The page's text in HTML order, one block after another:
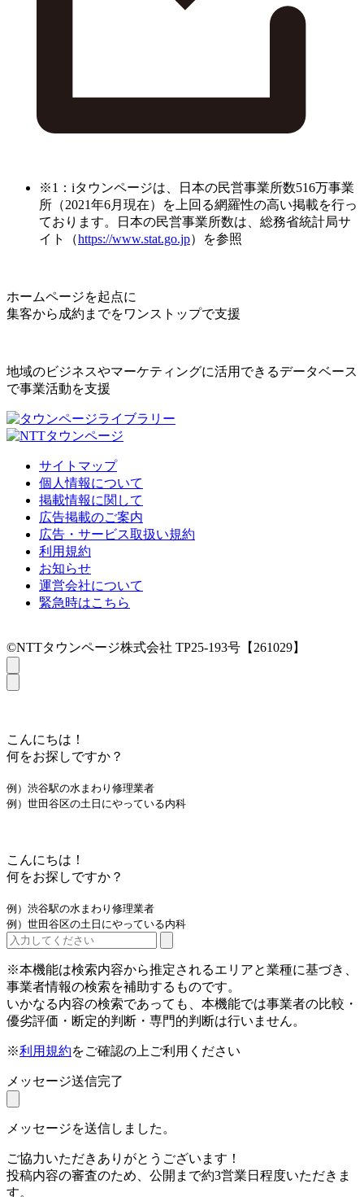
※1：iタウンページは、日本の民営事業所数516万事業
所（2021年6月現在）を上回る網羅性の高い掲載を行っ
ております。日本の民営事業所数は、総務省統計局サ
イト（https://www.stat.go.jp）を参照
ホームページを起点に
集客から成約までをワンストップで支援
地域のビジネスやマーケティングに活用できるデータベース
で事業活動を支援
サイトマップ
個人情報について
掲載情報に関して
広告掲載のご案内
広告・サービス取扱い規約
利用規約
お知らせ
運営会社について
緊急時はこちら
©NTTタウンページ株式会社 TP25-193号【261029】
こんにちは！
何をお探しですか？
例）渋谷駅の水まわり修理業者
例）世田谷区の土日にやっている内科
こんにちは！
何をお探しですか？
例）渋谷駅の水まわり修理業者
例）世田谷区の土日にやっている内科
※本機能は検索内容から推定されるエリアと業種に基づき、
事業者情報の検索を補助するものです。
いかなる内容の検索であっても、本機能では事業者の比較・
優劣評価・断定的判断・専門的判断は行いません。
※利用規約をご確認の上ご利用ください
メッセージ送信完了
メッセージを送信しました。
ご協力いただきありがとうございます！
投稿内容の審査のため、公開まで約3営業日程度いただきま
す。